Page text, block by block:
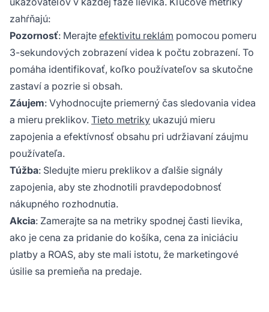
zahŕňajú:
Pozornosť: Merajte efektivitu reklám pomocou pomeru
3-sekundových zobrazení videa k počtu zobrazení. To
pomáha identifikovať, koľko používateľov sa skutočne
zastaví a pozrie si obsah.
Záujem: Vyhodnocujte priemerný čas sledovania videa
a mieru preklikov. Tieto metriky ukazujú mieru
zapojenia a efektívnosť obsahu pri udržiavaní záujmu
používateľa.
Túžba: Sledujte mieru preklikov a ďalšie signály
zapojenia, aby ste zhodnotili pravdepodobnosť
nákupného rozhodnutia.
Akcia: Zamerajte sa na metriky spodnej časti lievika,
ako je cena za pridanie do košíka, cena za iniciáciu
platby a ROAS, aby ste mali istotu, že marketingové
úsilie sa premieňa na predaje.